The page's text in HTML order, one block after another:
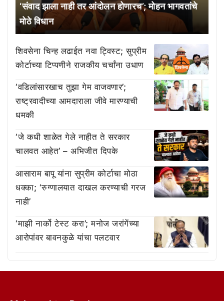
‘संवाद झाला नाही तर आंदोलन होणारच’; मोहन भागवतांचे
मोठे विधान
शिवसेना चिन्ह लढाईत नवा ट्विस्ट; सुप्रीम
कोर्टाच्या टिप्पणीने राजकीय चर्चांना उधाण
‘वडिलांसारखाच तुझा गेम वाजवणार’;
राष्ट्रवादीच्या आमदाराला जीवे मारण्याची
धमकी
‘जे कधी शाळेत गेले नाहीत ते सरकार
चालवत आहेत’ – अभिजीत दिपके
आसाराम बापू यांना सुप्रीम कोर्टाचा मोठा
धक्का; ‘रुग्णालयात दाखल करण्याची गरज
नाही’
‘माझी नार्को टेस्ट करा’; मनोज जरांगेंच्या
आरोपांवर बावनकुळे यांचा पलटवार